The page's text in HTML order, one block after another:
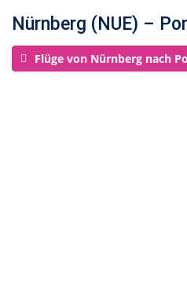
Nürnberg (NUE) –
Flüge von Nürnberg nach